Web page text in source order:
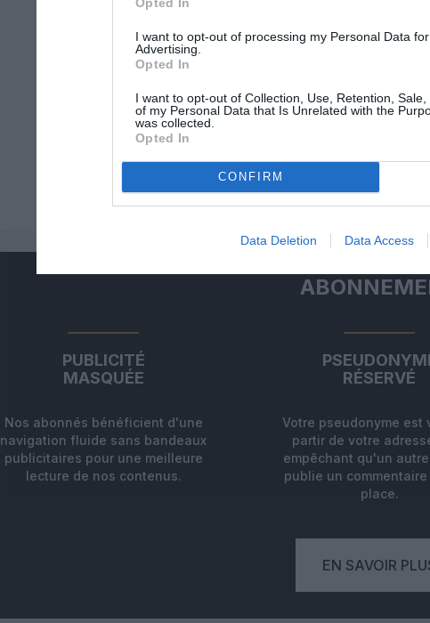
I want to opt-out of processing my Personal Data
Advertising.
Opted In
I want to opt-out of Collection, Use, Retention,
of my Personal Data that Is Unrelated with the
was collected.
Opted In
CONFIRM
Data Deletion Data Access
PUBLICITÉ
MASQUÉE
Nos abonnés bénéficient d'une
navigation fluide sans bandeaux
publicitaires pour une meilleure
lecture de nos contenus.
RÉSERVÉ
Votre pseudonyme est
partir de votre
empêchant qu'un
publie un
place.
EN SAVOIR